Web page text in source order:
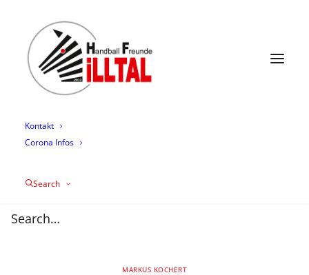
Termine
Mannschaften
Trainingszeiten
Mediathek
Über uns
Kontakt
Corona Infos
Search Zebras besiegen
Merchweiler im Derby
MARKUS KOCHERT